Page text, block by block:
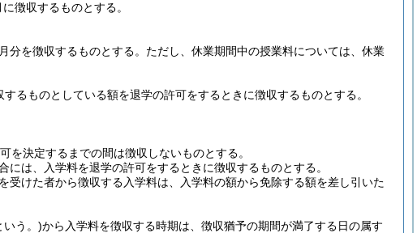
徴収するものとする。
を徴収するものとする。 ただし、休業期間中の授業料については、休業
るものとしている額を退学の許可をするときに徴収するものとする。
を決定するまでの間は徴収しないものとする。
は、入学料を退学の許可をするときに徴収するものとする。
けた者から徴収する入学料は、入学料の額から免除する額を差し引いた
いう。)から入学料を徴収する時期は、徴収猶予の期間が満了する日の属す